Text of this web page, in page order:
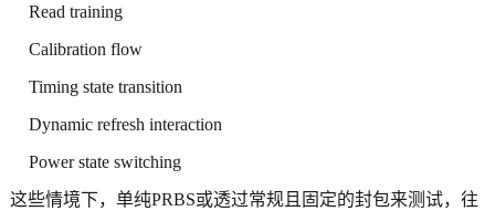
Read training
Calibration flow
Timing state transition
Dynamic refresh interaction
Power state switching
这些情境下，单纯PRBS或透过常规且固定的封包来测试，往